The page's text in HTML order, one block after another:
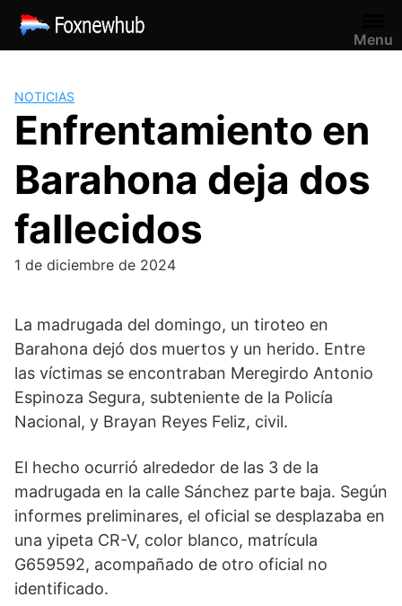
Saltar
contenido
Menu
NOTICIAS
Enfrentamiento en
Barahona deja dos
fallecidos
1 de diciembre de 2024
La madrugada del domingo, un tiroteo en
Barahona dejó dos muertos y un herido. Entre
las víctimas se encontraban Meregirdo Antonio
Espinoza Segura, subteniente de la Policía
Nacional, y Brayan Reyes Feliz, civil.
El hecho ocurrió alrededor de las 3 de la
madrugada en la calle Sánchez parte baja. Según
informes preliminares, el oficial se desplazaba en
una yipeta CR-V, color blanco, matrícula
G659592, acompañado de otro oficial no
identificado.